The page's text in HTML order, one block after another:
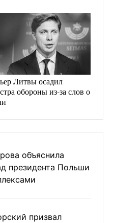
Литвы осадил
обороны из-за слов о
объяснила
президента Польши
призвал